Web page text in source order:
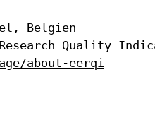
Belgien
about-eerqi